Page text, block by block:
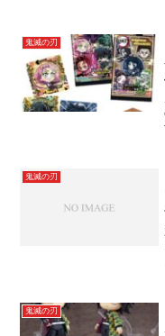
鬼滅の刃
鬼滅の刃
鬼滅の刃